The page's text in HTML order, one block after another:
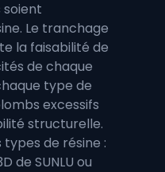
soient
Le tranchage
la faisabilité de
de chaque
type de
excessifs
structurelle.
types de résine :
de SUNLU ou